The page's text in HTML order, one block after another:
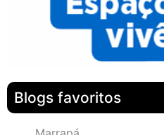
Blogs favoritos